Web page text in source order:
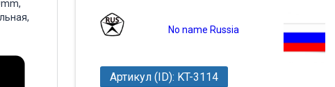
No name Russia
Артикул (ID): KT-3114